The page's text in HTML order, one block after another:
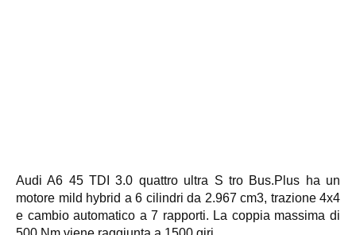
Audi A6 45 TDI 3.0 quattro ultra S tro Bus.Plus ha un
motore mild hybrid a 6 cilindri da 2.967 cm3, trazione 4x4
e cambio automatico a 7 rapporti. La coppia massima di